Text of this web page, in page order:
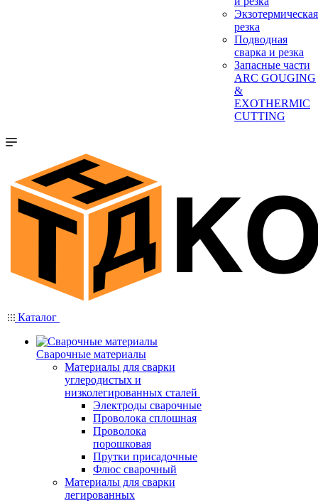
Экзотермическая
резка
Подводная
сварка и резка
Запасные части
ARC GOUGING
&
EXOTHERMIC
CUTTING
Каталог
Сварочные материалы
Материалы для сварки
углеродистых и
низколегированных сталей
Электроды сварочные
Проволока сплошная
Проволока
порошковая
Прутки присадочные
Флюс сварочный
Материалы для сварки
легированных